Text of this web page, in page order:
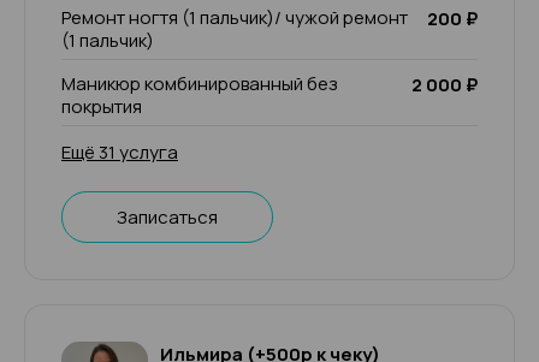
Ремонт ногтя (1 пальчик)/ чужой ремонт
(1 пальчик)
200 ₽
Маникюр комбинированный без
покрытия
2 000 ₽
Ещё 31 услуга
Записаться
Ильмира (+500р к чеку)